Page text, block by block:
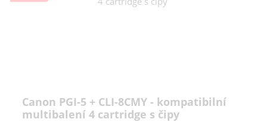
Canon PGI-5 + CLI-8CMY - kompatibilní
multibalení 4 cartridge s čipy